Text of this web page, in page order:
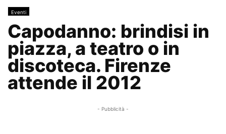
Eventi
Capodanno: brindisi in
piazza, a teatro o in
discoteca. Firenze
attende il 2012
- Pubblicità -